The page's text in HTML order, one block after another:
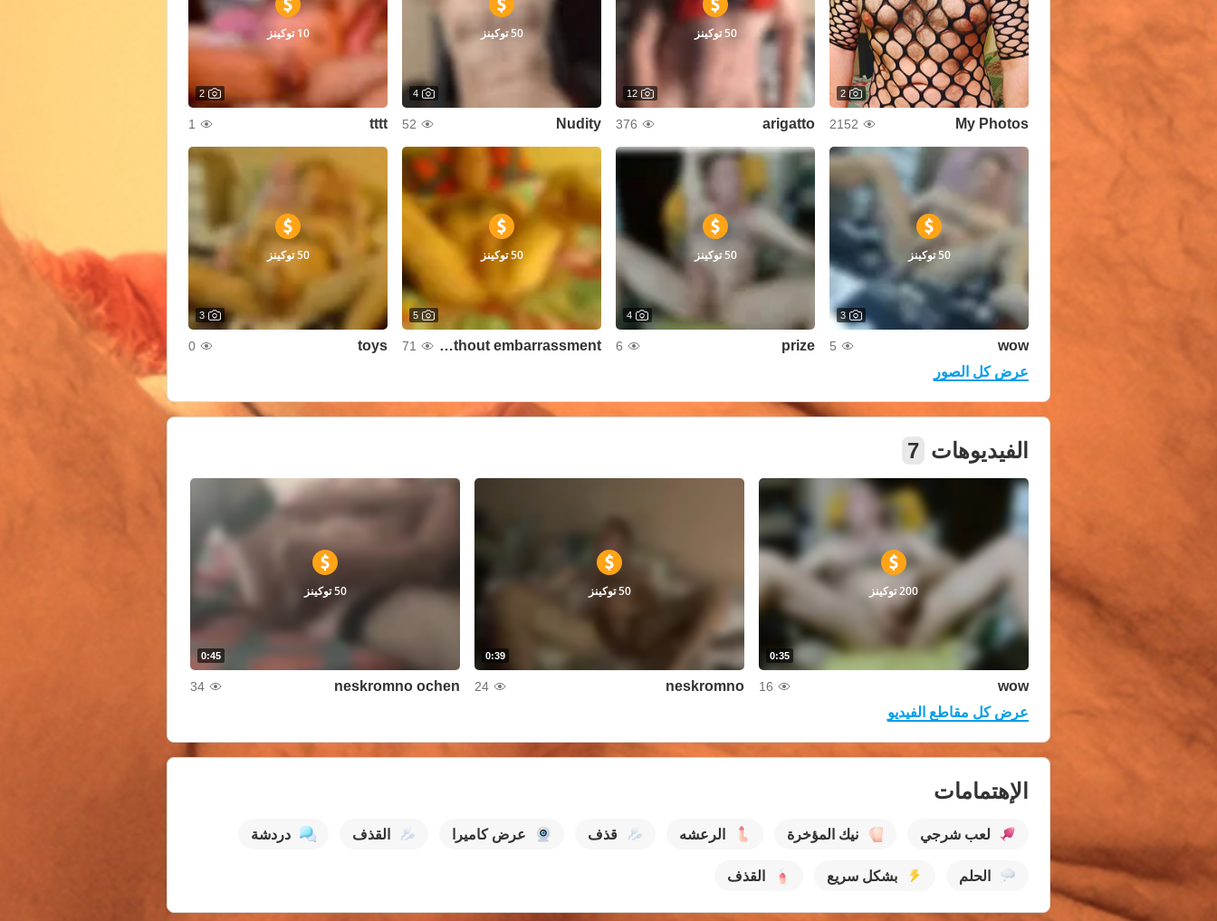
2
My Photos
2152
50 توكينز
12
arigatto
376
50 توكينز
4
Nudity
52
10 توكينز
2
tttt
1
50 توكينز
3
wow
5
50 توكينز
4
prize
6
50 توكينز
5
photo prize without embarrassment
71
50 توكينز
3
toys
0
عرض كل الصور
الفيديوهات 7
0:35
200 توكينز
wow
16
0:39
50 توكينز
neskromno
24
0:45
50 توكينز
neskromno ochen
34
عرض كل مقاطع الفيديو
الإهتمامات
لعب شرجي نيك المؤخرة الرعشه قذف عرض كاميرا القذف دردشة
الحلم بشكل سريع القذف